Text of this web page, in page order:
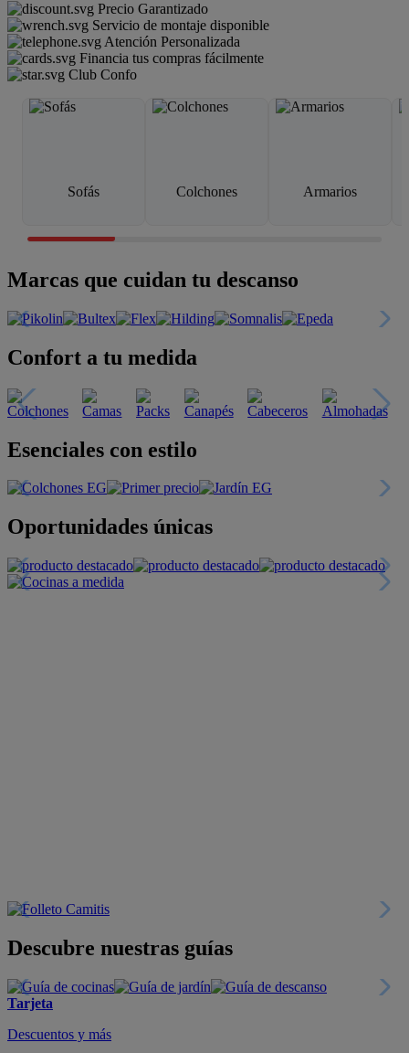
Precio Garantizado
Servicio de montaje disponible
Atención Personalizada
Financia tus compras fácilmente
Club Confo
Sofás Colchones Armarios
Marcas que cuidan tu descanso
Confort a tu medida
Esenciales con estilo
Oportunidades únicas
Descubre nuestras guías
Tarjeta
Descuentos y más